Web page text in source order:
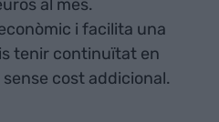
al mes.
i facilita una
tenir continuïtat en
cost addicional.